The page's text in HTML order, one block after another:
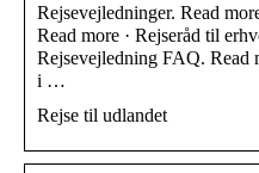
Rejsevejledninger. Read
Read more · Rejseråd til
Rejsevejledning FAQ. Read
i …
Rejse til udlandet